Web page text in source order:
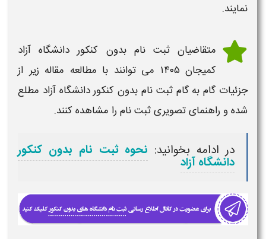
نمایند.
متقاضیان ثبت نام بدون کنکور دانشگاه آزاد
کمیجان ۱۴۰۵ می توانند با مطالعه مقاله زیر از
جزئیات گام به گام ثبت نام بدون کنکور دانشگاه آزاد مطلع
شده و راهنمای تصویری ثبت نام را مشاهده کنند.
در ادامه بخوانید: نحوه ثبت نام بدون کنکور
دانشگاه آزاد